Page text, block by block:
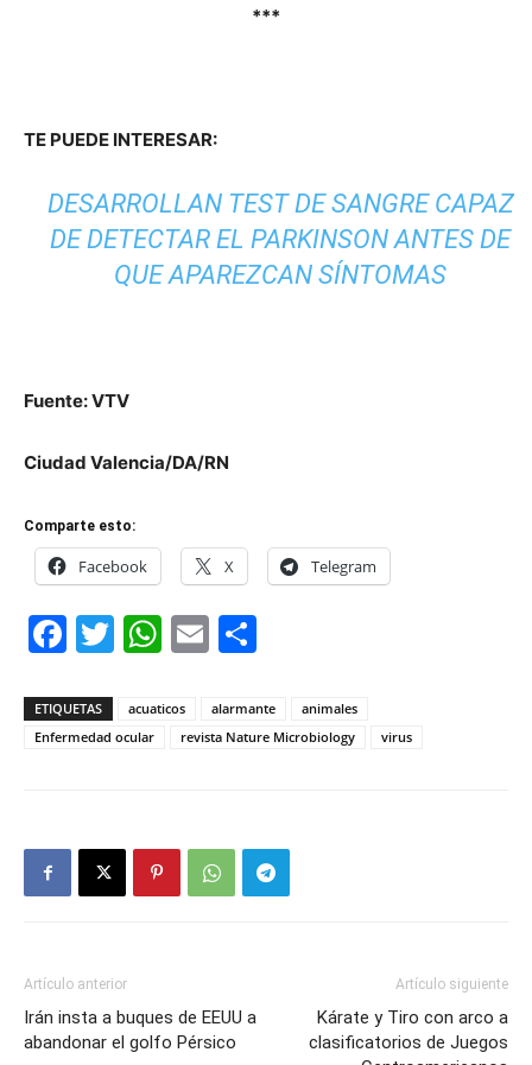
***
TE PUEDE INTERESAR:
DESARROLLAN TEST DE SANGRE CAPAZ
DE DETECTAR EL PARKINSON ANTES DE
QUE APAREZCAN SÍNTOMAS
Fuente: VTV
Ciudad Valencia/DA/RN
Comparte esto:
Facebook X Telegram
Facebook
Twitter
WhatsApp
Email
ETIQUETAS acuaticos alarmante
animales
Enfermedad ocular
revista Nature Microbiology virus
Artículo anterior
Irán insta a buques de EEUU a
abandonar el golfo Pérsico
Artículo siguiente
Kárate y Tiro con arco a
clasificatorios de Juegos